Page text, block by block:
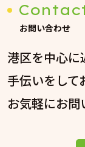
お問い合わせ
港区を中心
手伝いをして
お気軽にお問